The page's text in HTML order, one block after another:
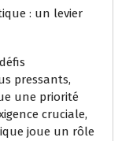
: un levier
pressants,
une priorité
cruciale,
joue un rôle